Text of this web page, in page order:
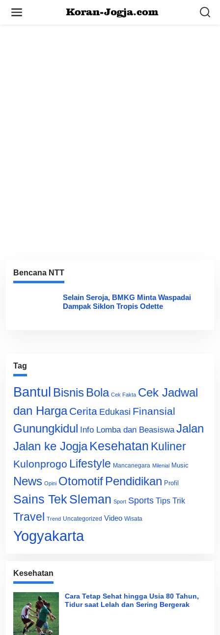
Bencana NTT
Selain Seroja, BMKG Minta Waspadai
Dampak Siklon Tropis Odette
Tag
Bantul Bisnis Bola Cek Fakta Cek Jadwal
dan Harga Cerita Edukasi Finansial
Gunungkidul Info Lomba dan Beasiswa Jalan
Jalan ke Jogja Kesehatan Kuliner
Kulonprogo Lifestyle Mancanegara Milenial Music
News Opini Otomotif Pendidikan Profil
Sains Tek Sleman Sport Sports Tips Trik
Travel Trend Uncategorized Video Wisata
Yogyakarta
Kesehatan
Cara Tetap Sehat hingga Usia 80 Tahun,
Tidur saat Lelah dan Sering Bergerak